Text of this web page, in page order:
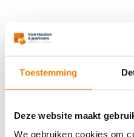
Toestemming
Deze website maakt
We gebruiken cookies om
BHV basisopleiding
BHV herhaling
Arbo en